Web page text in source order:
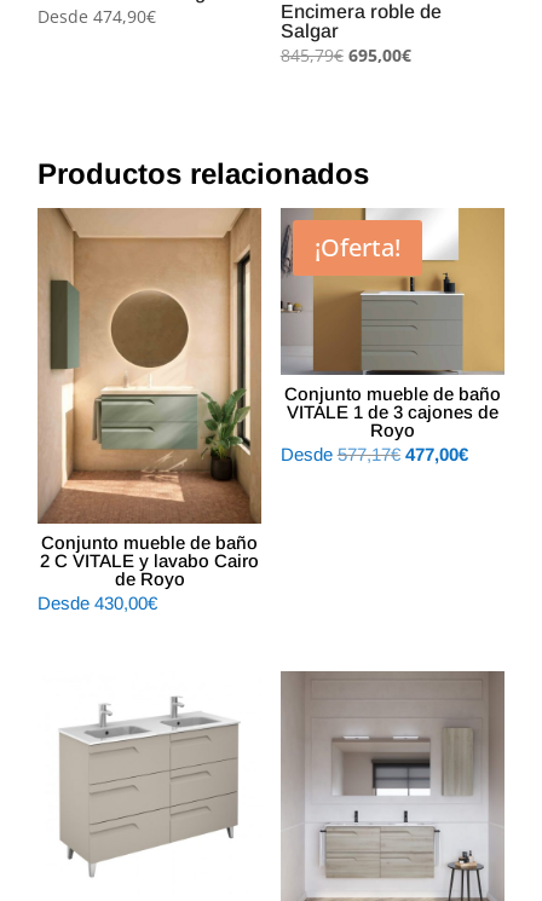
Desde 474,90€
Encimera roble de
Salgar
845,79€ El
845,79€.
695,00€El
Productos relacionados
Conjunto mueble de baño
2 C VITALE y lavabo Cairo
de Royo
Desde 430,00€
¡Oferta!
Conjunto mueble de baño
VITALE 1 de 3 cajones de
Royo
Desde 577,17€ El
477,00€El